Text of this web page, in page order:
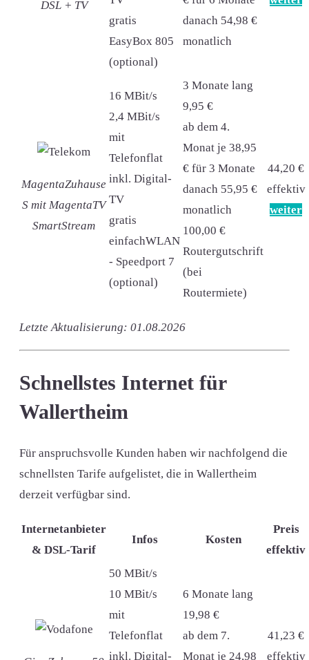
DSL + TV
gratis
EasyBox 805
(optional)
danach 54,98 €
monatlich
MagentaZuhause
S mit MagentaTV
SmartStream
16 MBit/s
2,4 MBit/s
mit
Telefonflat
inkl. Digital-
TV
gratis
einfachWLAN
- Speedport 7
(optional)
3 Monate lang
9,95 €
ab dem 4.
Monat je 38,95
€ für 3 Monate
danach 55,95 €
monatlich
100,00 €
Routergutschrift
(bei
Routermiete)
44,20 €
effektiv
weiter
Letzte Aktualisierung: 01.08.2026
Schnellstes Internet für
Wallertheim
Für anspruchsvolle Kunden haben wir nachfolgend die
schnellsten Tarife aufgelistet, die in Wallertheim
derzeit verfügbar sind.
Internetanbieter
& DSL-Tarif
Infos Kosten
Preis
effektiv
50 MBit/s
10 MBit/s
mit
Telefonflat
inkl. Digital-
6 Monate lang
19,98 €
ab dem 7.
Monat je 24,98
41,23 €
effektiv